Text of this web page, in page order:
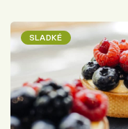
SLADKÉ